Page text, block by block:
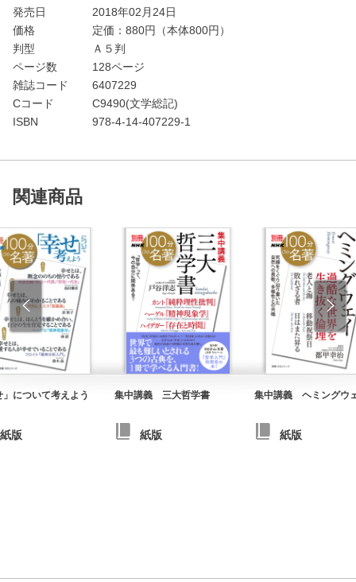
発売日
2018年02月24日
価格
定価： 880円（本体800円）
判型
Ａ５判
ページ数
128ページ
雑誌コード
6407229
Cコード
C9490(文学総記)
ISBN
978-4-14-407229-1
関連商品
」について考えよう
紙版
集中講義 三大哲学書
紙版
集中講義 ヘミングウ
紙版